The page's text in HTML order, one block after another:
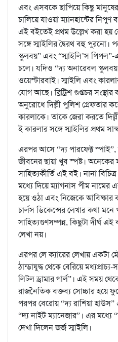
এবং এসবকে ছাপিয়ে কিছু
চালিয়ে যাওয়া ম্যানহান্টের
এই বইতেই প্রথম উল্লেখ করা হয়
সঙ্গে স্মাইলির দ্বৈরথ বহু
স্কুলবয়” এবং “স্মাইলি’স
চলে। যদিও “দ্য অনারেবল
ওয়েস্টারবাই। স্মাইলি এবং
যোগ আছে। ব্রিট্রিশ গুপ্তচর
অনুরোধে দিল্লী পুলিশ গ্রেফতার
কারলাকে। তাকে জেরা করতে
ই কারলার সঙ্গে স্মাইলির প্রথম
এরপর আসে “দ্য পারফেক্ট স্পাই”,
জীবনের ছায়া খুব স্পষ্ট। অনেকের
সাহিত্যকীর্তি এই বই। নানা
মধ্যে দিয়ে ম্যাগনাস পীম নামের
হয়ে ওঠা এবং নিজেকে
চার্লস ডিকেন্সের লেখার কথা
সাহিত্যগুণসম্পন্ন, কিছুটা দীর্ঘ এই
লেখা নয়।
এরপর লে ক্যারের লেখায় একটা
ঠান্ডাযুদ্ধ থেকে বেরিয়ে
লিটল ড্রামার গার্ল”। এই সময়
রাজনৈতিক বক্তব্য সোচ্চার হয়ে
পরপর বেরোয় “দ্য রাশিয়া
“দ্য নাইট ম্যানেজার”। এর মধ্যে
দেখা দিলেন জর্জ স্মাইলি।